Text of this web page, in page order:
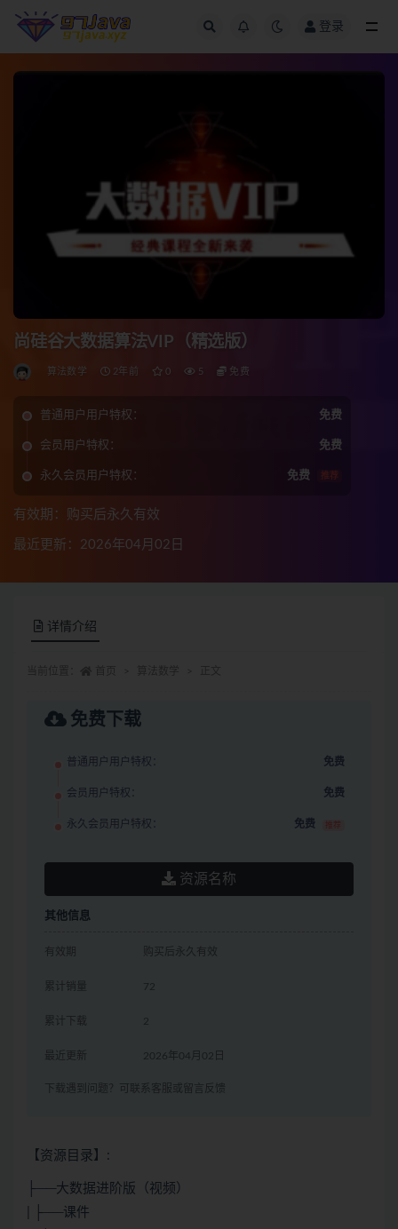
登录
尚硅谷大数据算法VIP（精选版）
算法数学 2年前 0 5 免费
普通用户用户特权： 免费
会员用户特权： 免费
永久会员用户特权： 免费 推荐
有效期：购买后永久有效
最近更新：2026年04月02日
详情介绍
免费下载
普通用户用户特权： 免费
会员用户特权： 免费
永久会员用户特权： 免费 推荐
资源名称
其他信息
有效期 购买后永久有效
累计销量 72
累计下载 2
最近更新 2026年04月02日
下载遇到问题？可联系客服或留言反馈
【资源目录】:
├──大数据进阶版（视频）
| ├──课件